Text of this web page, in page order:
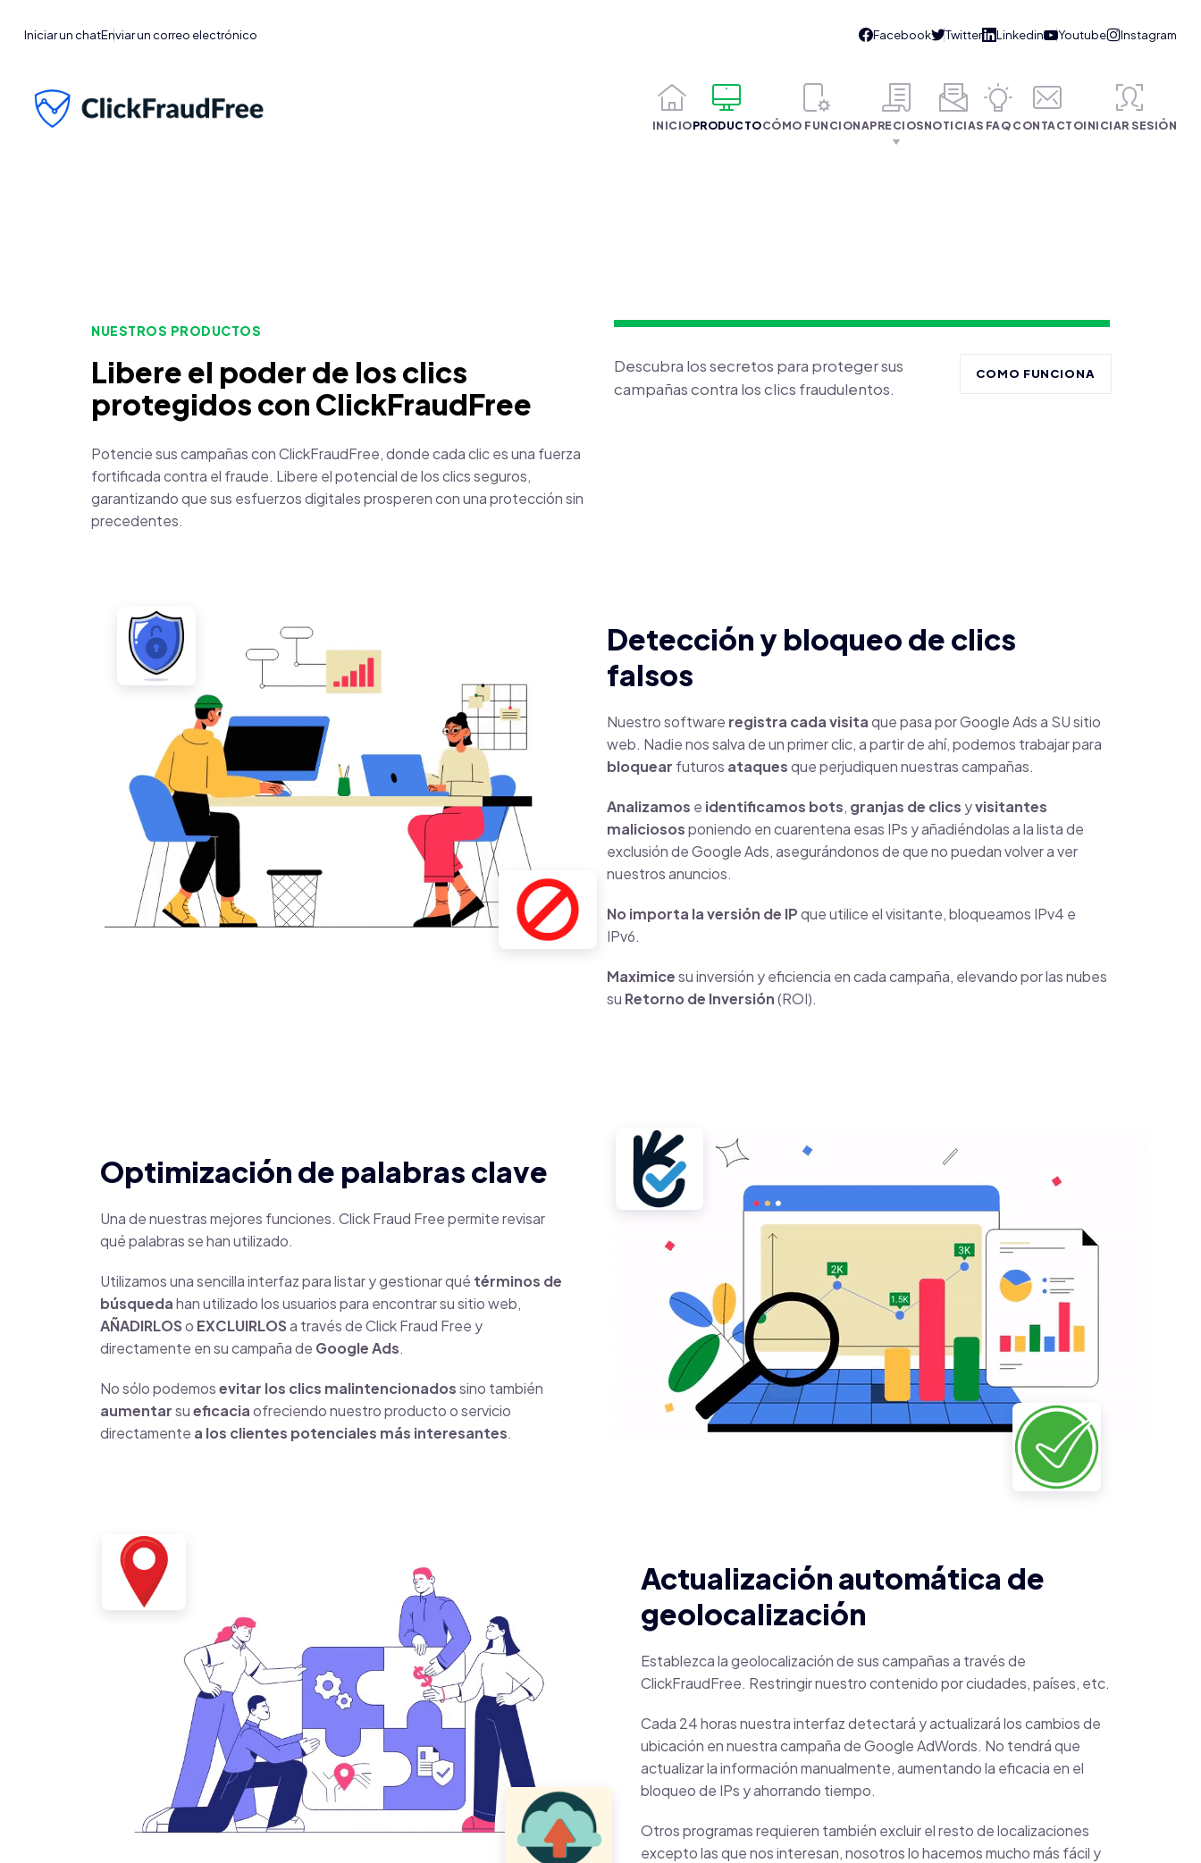
Iniciar un chatEnviar un correo electrónico
INICIOPRODUCTOCÓMO FUNCIONAPRECIOSNOTICIAS FAQ CONTACTOINICIAR SESIÓN
NUESTROS PRODUCTOS
Libere el poder de los clics
protegidos con ClickFraudFree
Potencie sus campañas con ClickFraudFree, donde cada clic es una fuerza
fortificada contra el fraude. Libere el potencial de los clics seguros,
garantizando que sus esfuerzos digitales prosperen con una protección sin
precedentes.
Descubra los secretos para proteger sus
campañas contra los clics fraudulentos.
COMO FUNCIONA
Detección y bloqueo de clics
falsos
Nuestro software registra cada visitaque pasa por Google Ads a SU sitio
web. Nadie nos salva de un primer clic, a partir de ahí, podemos trabajar para
bloquear futuros ataquesque perjudiquen nuestras campañas.
Analizamos e identificamos bots, granjas de clics yvisitantes
maliciososponiendo en cuarentena esas IPs y añadiéndolas a la lista de
exclusión de Google Ads, asegurándonos de que no puedan volver a ver
nuestros anuncios.
No importa la versión de IPque utilice el visitante, bloqueamos IPv4 e
IPv6.
Maximicesu inversión y eficiencia en cada campaña, elevando por las nubes
su Retorno de Inversión(ROI).
Optimización de palabras clave
Una de nuestras mejores funciones. Click Fraud Free permite revisar
qué palabras se han utilizado.
Utilizamos una sencilla interfaz para listar y gestionar qué términos de
búsquedahan utilizado los usuarios para encontrar su sitio web,
AÑADIRLOSo EXCLUIRLOSa través de Click Fraud Free y
directamente en su campaña de Google Ads.
No sólo podemosevitar los clics malintencionadossino también
aumentarsueficaciaofreciendo nuestro producto o servicio
directamente a los clientes potenciales más interesantes.
Actualización automática de
geolocalización
Establezca la geolocalización de sus campañas a través de
ClickFraudFree. Restringir nuestro contenido por ciudades, países, etc.
Cada 24 horas nuestra interfaz detectará y actualizará los cambios de
ubicación en nuestra campaña de Google AdWords. No tendrá que
actualizar la información manualmente, aumentando la eficacia en el
bloqueo de IPs y ahorrando tiempo.
Otros programas requieren también excluir el resto de localizaciones
excepto las que nos interesan, nosotros lo hacemos mucho más fácil y